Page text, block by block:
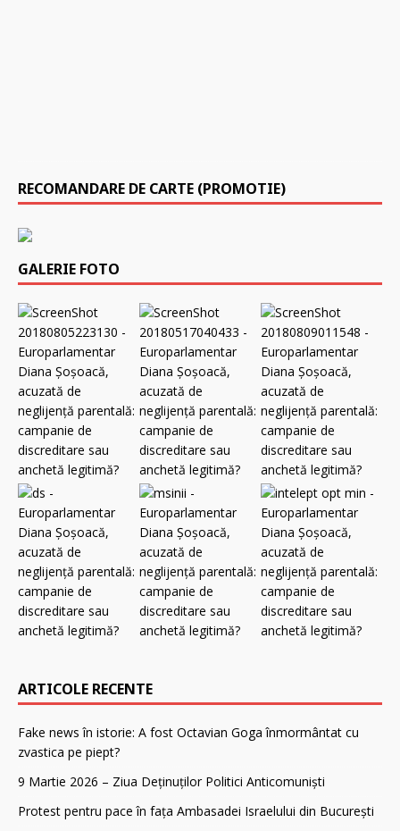
RECOMANDARE DE CARTE (PROMOTIE)
GALERIE FOTO
ARTICOLE RECENTE
Fake news în istorie: A fost Octavian Goga înmormântat cu
zvastica pe piept?
9 Martie 2026 – Ziua Deținuților Politici Anticomuniști
Protest pentru pace în fața Ambasadei Israelului din București